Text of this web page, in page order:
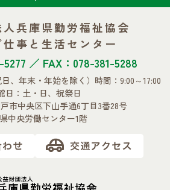
兵庫県勤労福祉協会
事と生活センター
／ FAX：078-381-5288
日、年末・年始を除く） 時間：9:00～17:00
日：土・日、祝祭日
市中央区下山手通6丁目3番28号
中央労働センター1階